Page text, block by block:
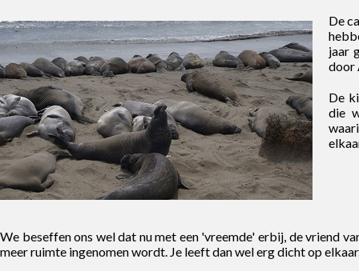
De
jaar
door
De
die
We beseffen ons wel dat nu met een 'vreemde' erbij, de vriend
meer ruimte ingenomen wordt. Je leeft dan wel erg dicht op